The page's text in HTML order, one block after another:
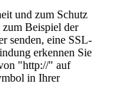
und zum Schutz
Beispiel der
senden, eine SSL-
erkennen Sie
"http://" auf
in Ihrer